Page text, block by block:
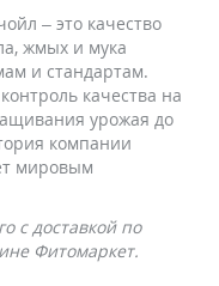
– это качество
жмых и мука
и стандартам.
качества на
урожая до
компании
мировым
с доставкой по
Фитомаркет.